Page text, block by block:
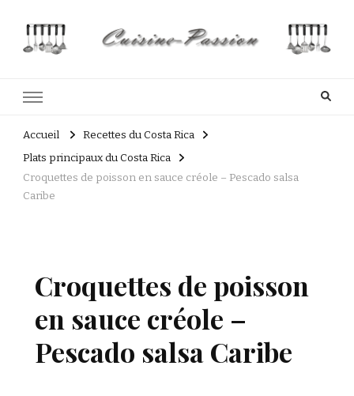
Accueil
Recettes du Costa Rica
Plats principaux du Costa Rica
Croquettes de poisson en sauce créole – Pescado salsa
Caribe
Croquettes de poisson
en sauce créole –
Pescado salsa Caribe